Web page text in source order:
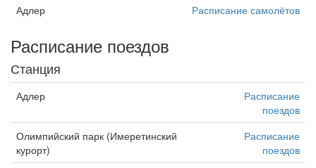
Адлер Расписание самолётов
Расписание поездов
Станция
Адлер
Расписание
поездов
Олимпийский парк (Имеретинский
курорт)
Расписание
поездов